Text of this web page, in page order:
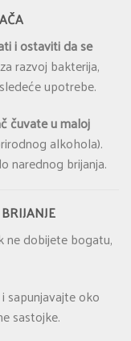
i ostaviti da se
razvoj bakterija,
upotrebe.
čuvate u maloj
alkohola).
narednog brijanja.
dobijete bogatu,
sapunjavajte oko
sastojke.